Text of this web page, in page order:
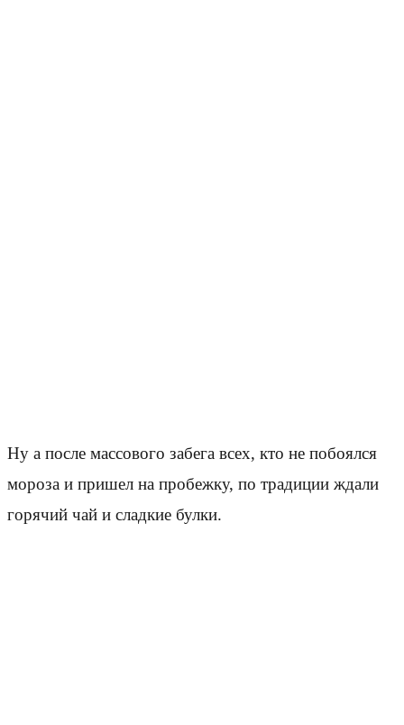
Ну а после массового забега всех, кто не побоялся
мороза и пришел на пробежку, по традиции ждали
горячий чай и сладкие булки.